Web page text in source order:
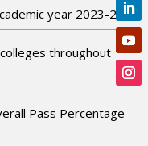
year 2023-24!
throughout
Pass Percentage